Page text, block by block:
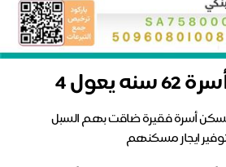
4
أسرة فقيرة ضاقت بهم السبل
وظروف الحياة وعجزوا عن توفير ايجار مسكنهم